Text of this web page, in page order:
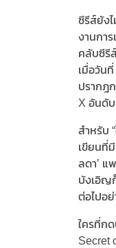
ซีรีส์ยัง
งานกา
คลับซีรี
เมื่อวัน
ปรากฎ
X อันดับ
สำหรับ
เขียนที่
ลดา’ แ
บังเอิญ
ต่อไปอย่
ใครที่ก
Secret